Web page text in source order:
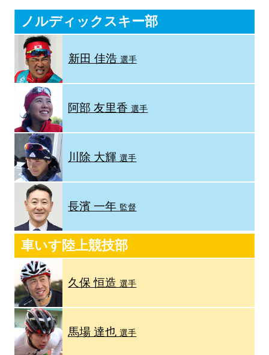
ノルディックスキー部
新田 佳浩 選手
阿部 友里香選手
川除 大輝選手
長濱 一年 監督
車いす陸上競技部
久保 恒造選手
馬場 達也選手